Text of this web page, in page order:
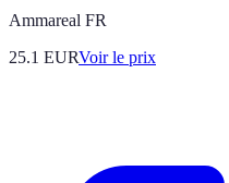
Ammareal FR
25.1 EURVoir le prix